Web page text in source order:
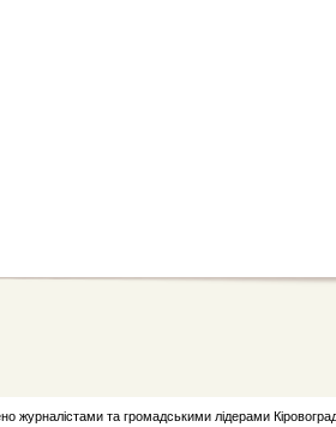
журналістами та громадськими лідерами